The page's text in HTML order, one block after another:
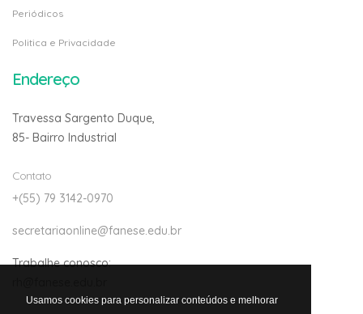
Usamos cookies para personalizar conteúdos e melhorar
Periódicos
Politica e Privacidade
Endereço
Travessa Sargento Duque,
85- Bairro Industrial
Contato
+(55) 79 3142-0970
secretariaonline@fanese.edu.br
Trabalhe conosco: